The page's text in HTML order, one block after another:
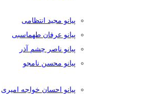
پیانو مجید انتظامی
پیانو عرفان طهماسبی
پیانو ناصر چشم آذر
پیانو محسن نامجو
پیانو احسان خواجه امیری